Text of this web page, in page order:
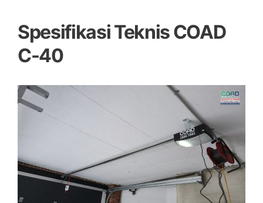
Spesifikasi Teknis COAD
C-40